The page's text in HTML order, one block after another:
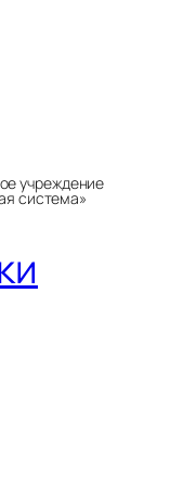
учреждение
система»